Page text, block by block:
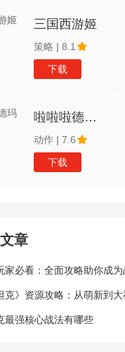
三国西游姬
策略 | 8.1
下载
啦啦啦德玛西亚
动作 | 7.6
下载
章
最强核心战法有哪些